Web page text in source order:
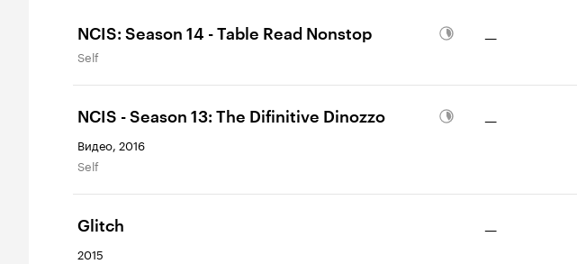
NCIS: Season 14 - Table Read Nonstop
Self
—
NCIS - Season 13: The Difinitive Dinozzo
Видео, 2016
Self
—
Glitch
2015
—